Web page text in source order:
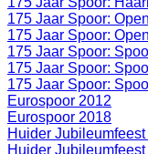
175 Jaar Spoor:
175 Jaar Spoor:
175 Jaar Spoor:
175 Jaar Spoor:
175 Jaar Spoor:
Eurospoor 2012
Eurospoor 2018
Huider
Huider